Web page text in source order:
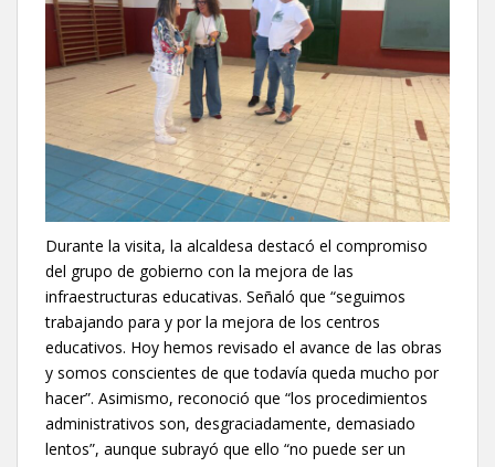
Durante la visita, la alcaldesa destacó el compromiso
del grupo de gobierno con la mejora de las
infraestructuras educativas. Señaló que “seguimos
trabajando para y por la mejora de los centros
educativos. Hoy hemos revisado el avance de las obras
y somos conscientes de que todavía queda mucho por
hacer”. Asimismo, reconoció que “los procedimientos
administrativos son, desgraciadamente, demasiado
lentos”, aunque subrayó que ello “no puede ser un